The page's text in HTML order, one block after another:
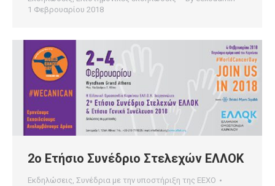
1 Φεβρουαρίου 2018
2ο Ετήσιο Συνέδριο Στελεχών ΕΛΛΟΚ
Εκδηλώσεις, Συνέδρια με την υποστήριξη της ΕΕΧΟ